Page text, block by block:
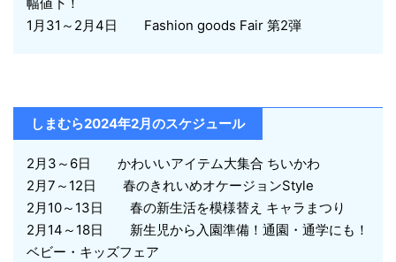
1月31～2月4日 Fashion goods Fair 第2弾
しまむら2024年2月のスケジュール
2月3～6日 かわいいアイテム大集合 ちいかわ
2月7～12日 春のきれいめオケージョンStyle
2月10～13日 春の新生活を模様替え キャラまつり
2月14～18日 新生児から入園準備！通園・通学にも！
ベビー・キッズフェア